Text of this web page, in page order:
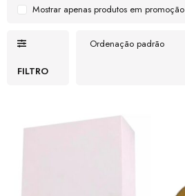
FILTRO
Ordenação padrão
Mostrar apenas produtos em promoção